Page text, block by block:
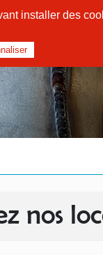
nos
installer des